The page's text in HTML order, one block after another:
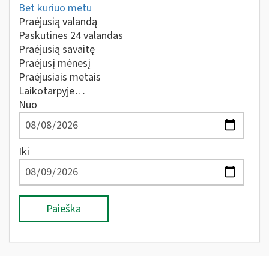
Bet kuriuo metu
Praėjusią valandą
Paskutines 24 valandas
Praėjusią savaitę
Praėjusį mėnesį
Praėjusiais metais
Laikotarpyje…
Nuo
Iki
Paieška